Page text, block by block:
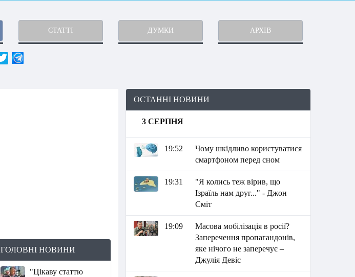
СТАТТІ ДУМКИ АРХІВ
ГОЛОВНІ НОВИНИ
"Цікаву статтю
ОСТАННІ НОВИНИ
3 СЕРПНЯ
19:52
Чому шкідливо користуватися
смартфоном перед сном
19:31
"Я колись теж вірив, що
Ізраїль нам друг..." - Джон
Сміт
19:09
Масова мобілізація в росії?
Заперечення пропагандонів,
яке нічого не заперечує –
Джулія Девіс